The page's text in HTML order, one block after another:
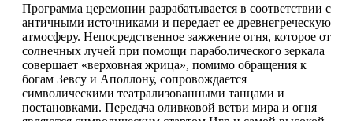
Программа церемонии разрабатывается в соответствии с
античными источниками и передает ее древнегреческую
атмосферу. Непосредственное зажжение огня, которое от
солнечных лучей при помощи параболического зеркала
совершает «верховная жрица», помимо обращения к
богам Зевсу и Аполлону, сопровождается
символическими театрализованными танцами и
постановками. Передача оливковой ветви мира и огня